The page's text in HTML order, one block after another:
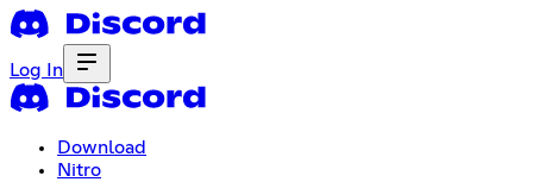
Log In
Download
Nitro